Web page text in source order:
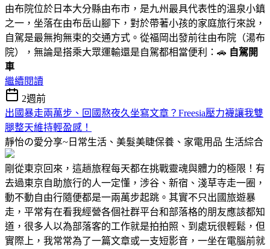
由布院位於日本大分縣由布市，是九州最具代表性的溫泉小鎮
之一，坐落在由布岳山腳下，對於帶著小孩的家庭旅行來說，
自駕是最無拘無束的交通方式。從福岡出發前往由布院（湯布
院），無論是搭乘大眾運輸還是自駕都相當便利：🚗 自駕開
車
繼續閱讀
2週前
出國暴走兩萬步、回國熬夜久坐寫文章？Freesia壓力襪讓我雙
腿整天維持輕盈感！
靜怡の愛分享~日常生活、美髮美睫保養、家電用品 生活綜合
剛從東京回來，這趟旅程每天都在挑戰靈魂與體力的極限！有
去過東京自助旅行的人一定懂，涉谷、新宿、淺草寺走一圈，
動不動自由行隨便都是一兩萬步起跳。其實不只出國旅遊暴
走，平常有在看我經營各個社群平台和部落格的朋友應該都知
道，很多人以為部落客的工作就是拍拍照、到處玩很輕鬆，但
實際上，我常常為了一篇文章或一支短影音，一坐在電腦前就